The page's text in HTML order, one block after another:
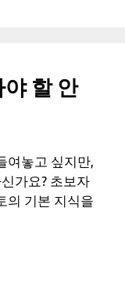
할 안
여놓고 싶지만,
가요? 초보자
의 기본 지식을